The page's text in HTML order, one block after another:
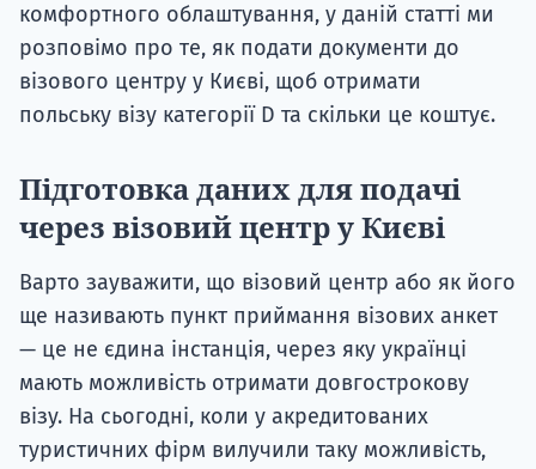
комфортного облаштування, у даній статті ми
розповімо про те, як подати документи до
візового центру у Києві, щоб отримати
польську візу категорії D та скільки це коштує.
Підготовка даних для подачі
через візовий центр у Києві
Варто зауважити, що візовий центр або як його
ще називають пункт приймання візових анкет
— це не єдина інстанція, через яку українці
мають можливість отримати довгострокову
візу. На сьогодні, коли у акредитованих
туристичних фірм вилучили таку можливість,